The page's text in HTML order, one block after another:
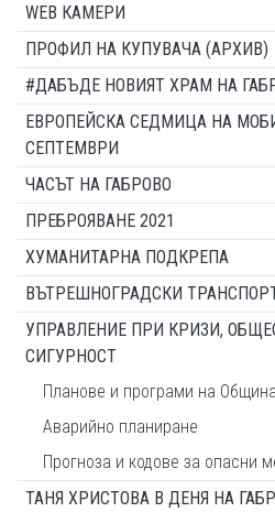
WEB КАМЕРИ
ПРОФИЛ НА КУПУВАЧА (АРХИВ)
#ДАБЪДЕ НОВИЯТ ХРАМ НА
ЕВРОПЕЙСКА СЕДМИЦА НА
СЕПТЕМВРИ
ЧАСЪТ НА ГАБРОВО
ПРЕБРОЯВАНЕ 2021
ХУМАНИТАРНА ПОДКРЕПА
ВЪТРЕШНОГРАДСКИ
УПРАВЛЕНИЕ ПРИ КРИЗИ,
СИГУРНОСТ
Планове и програми на
Аварийно планиране
Прогноза и кодове за опасни
ТАНЯ ХРИСТОВА В ДЕНЯ НА